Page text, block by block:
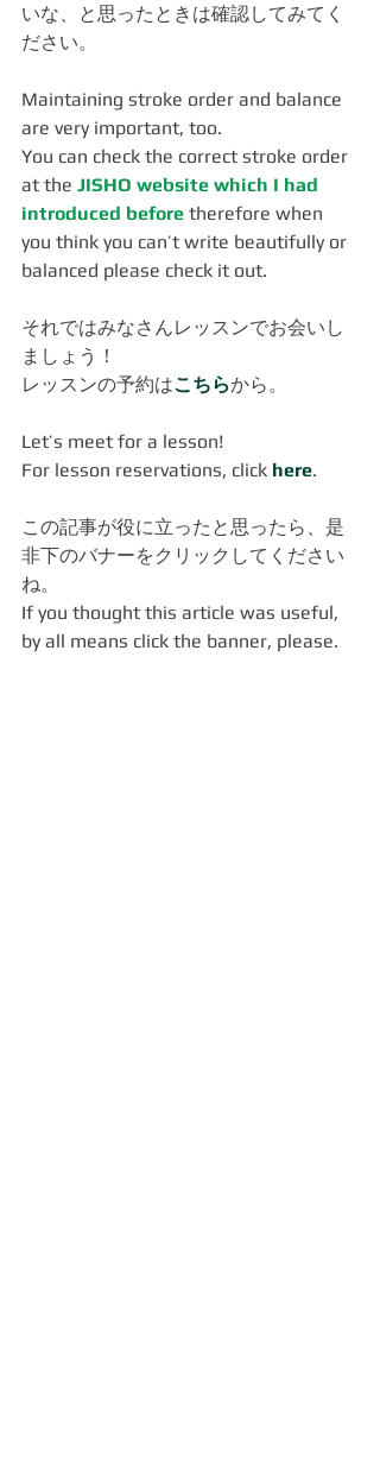
いな、と思ったときは確認してみてく
ださい。
Maintaining stroke order and balance
are very important, too.
You can check the correct stroke order
at the JISHO website which I had
introduced before therefore when
you think you can’t write beautifully or
balanced please check it out.
それではみなさんレッスンでお会いし
ましょう！
レッスンの予約はこちらから。
Let’s meet for a lesson!
For lesson reservations, click here.
この記事が役に立ったと思ったら、是
非下のバナーをクリックしてください
ね。
If you thought this article was useful,
by all means click the banner, please.